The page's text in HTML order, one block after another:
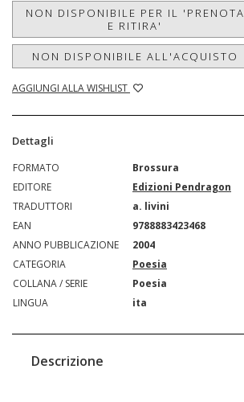
NON DISPONIBILE PER IL 'PRENOTA
E RITIRA'
NON DISPONIBILE ALL'ACQUISTO
AGGIUNGI ALLA WISHLIST
Dettagli
FORMATO
Brossura
EDITORE
Edizioni Pendragon
TRADUTTORI
a. livini
EAN
9788883423468
ANNO PUBBLICAZIONE
2004
CATEGORIA
Poesia
COLLANA / SERIE
Poesia
LINGUA
ita
Descrizione